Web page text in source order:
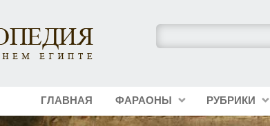
ГЛАВНАЯ ФАРАОНЫ РУБРИКИ